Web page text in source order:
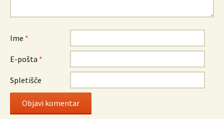
Ime *
E-pošta *
Spletišče